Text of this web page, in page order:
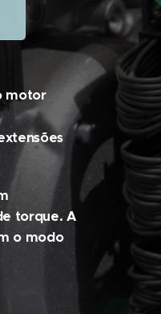
motor
torque. A
o modo